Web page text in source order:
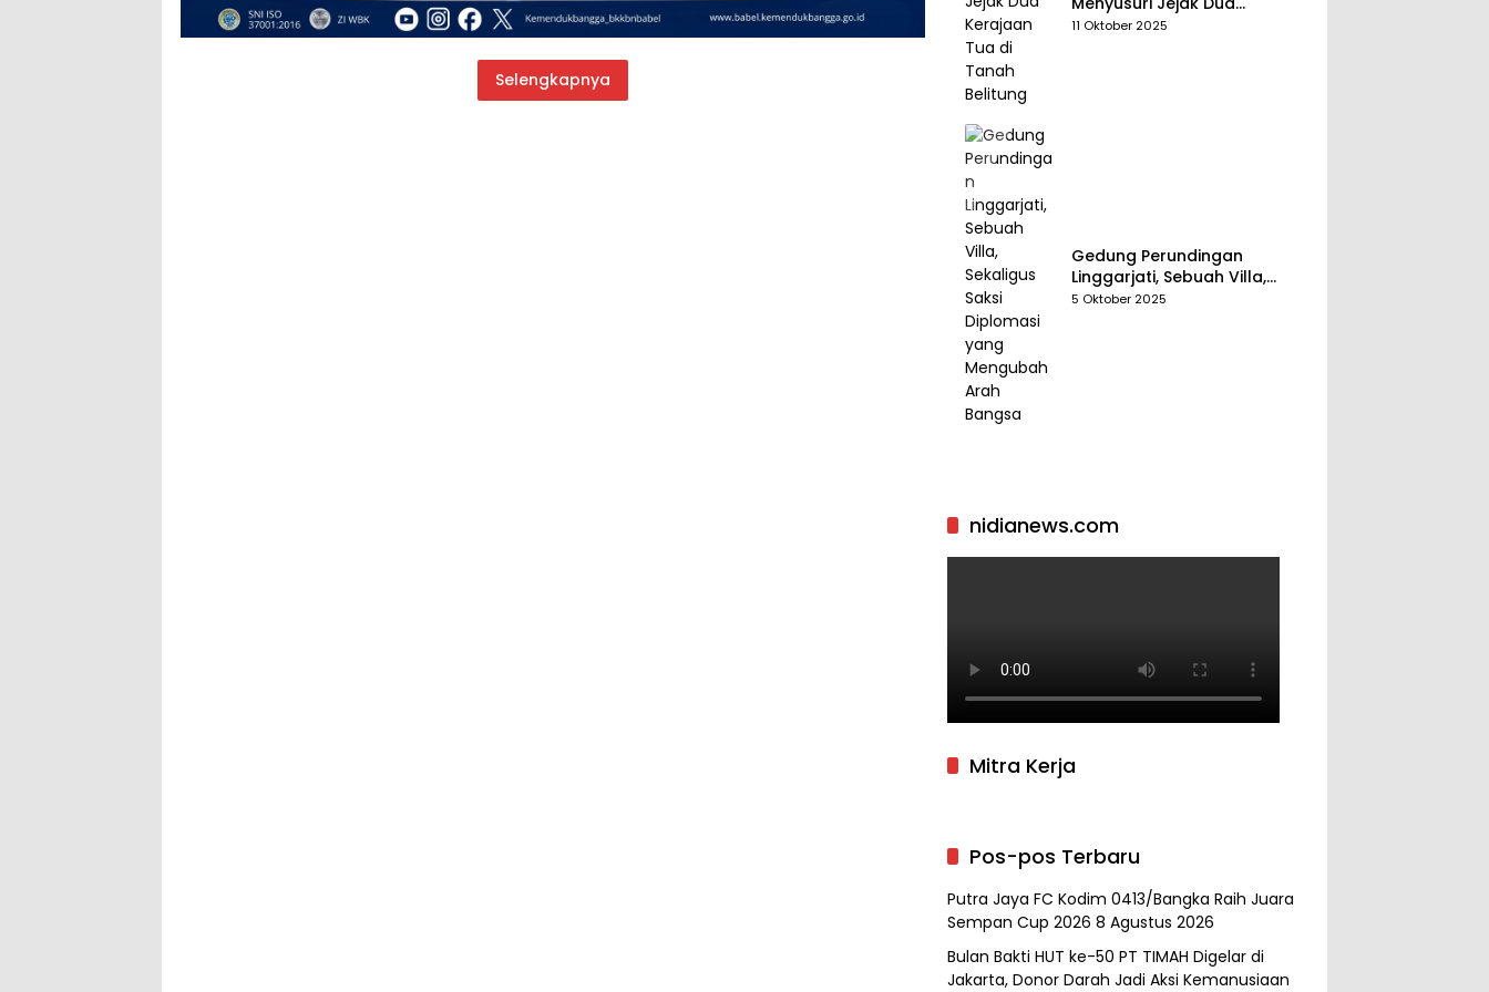
Selengkapnya
Kerajaan Tua di Tanah
11 Oktober 2025
Gedung Perundingan
Linggarjati, Sebuah Villa,
Sekaligus Saksi Diplomasi
5 Oktober 2025
nidianews.com
Mitra Kerja
Pos-pos Terbaru
Putra Jaya FC Kodim 0413/Bangka Raih Juara
Sempan Cup 2026 8 Agustus 2026
Bulan Bakti HUT ke-50 PT TIMAH Digelar di
Jakarta, Donor Darah Jadi Aksi Kemanusiaan